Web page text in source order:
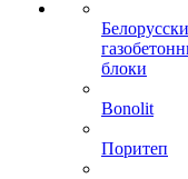
блоки
Bonolit
Поритеп